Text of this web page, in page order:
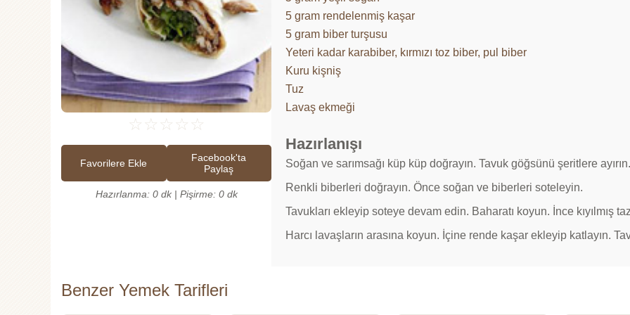
☆ ☆ ☆ ☆ ☆
Favorilere Ekle
Facebook'ta
Paylaş
Hazırlanma: 0 dk | Pişirme: 0 dk
5 gram rendelenmiş kaşar
5 gram biber turşusu
Yeteri kadar karabiber, kırmızı toz biber, pul biber
Kuru kişniş
Tuz
Lavaş ekmeği
Hazırlanışı
Soğan ve sarımsağı küp küp doğrayın. Tavuk göğsünü şeritlere
Renkli biberleri doğrayın. Önce soğan ve biberleri soteleyin.
Tavukları ekleyip soteye devam edin. Baharatı koyun. İnce kıyılmış
Harcı lavaşların arasına koyun. İçine rende kaşar ekleyip katlayın.
Benzer Yemek Tarifleri